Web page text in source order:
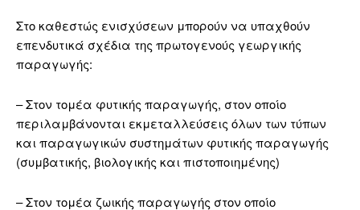
Στο καθεστώς ενισχύσεων μπορούν να υπαχθούν
επενδυτικά σχέδια της πρωτογενούς γεωργικής
παραγωγής:
– Στον τομέα φυτικής παραγωγής, στον οποίο
περιλαμβάνονται εκμεταλλεύσεις όλων των τύπων
και παραγωγικών συστημάτων φυτικής παραγωγής
(συμβατικής, βιολογικής και πιστοποιημένης)
– Στον τομέα ζωικής παραγωγής στον οποίο